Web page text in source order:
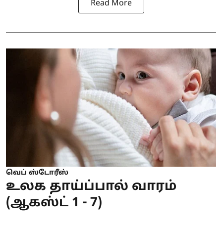
Read More
வெப் ஸ்டோரீஸ்
உலக தாய்ப்பால் வாரம்
(ஆகஸ்ட் 1 - 7)